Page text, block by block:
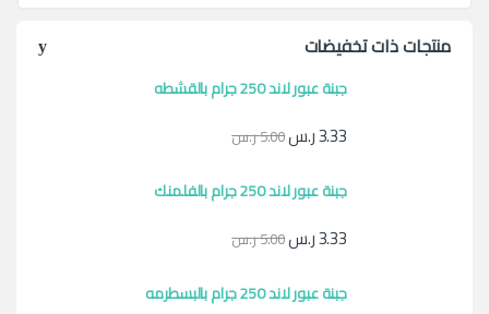
منتجات ذات تخفيضات
جبنة عبور لاند 250 جرام بالقشطه
3.33ر.س5.00ر.س
جبنة عبور لاند 250 جرام بالفلمنك
3.33ر.س5.00ر.س
جبنة عبور لاند 250 جرام بالبسطرمه